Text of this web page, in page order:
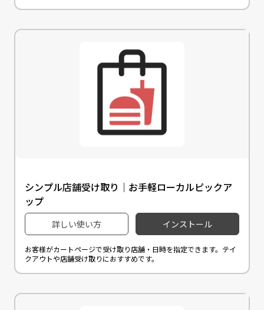
シンプル店舗受け取り｜お手軽ローカルピックア
ップ
詳しい使い方 インストール
お客様がカートページで受け取り店舗・日時を指定できます。テイ
クアウトや店舗受け取りにおすすめです。